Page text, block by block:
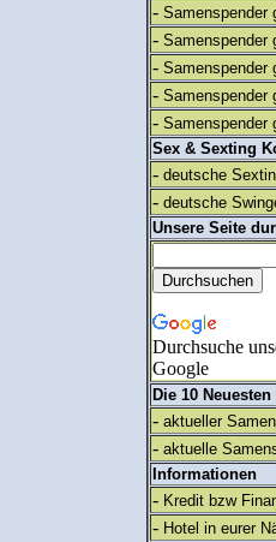
- Samenspender
- Samenspender
- Samenspender
- Samenspender
- Samenspender
Sex & Sexting
- deutsche
- deutsche
Unsere Seite
Durchsuche
Google
Die 10
- aktueller
- aktuelle
Informationen
- Kredit bzw
- Hotel in eurer